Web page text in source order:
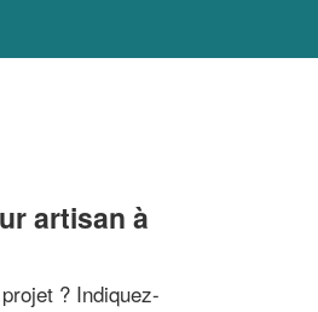
artisan à
? Indiquez-